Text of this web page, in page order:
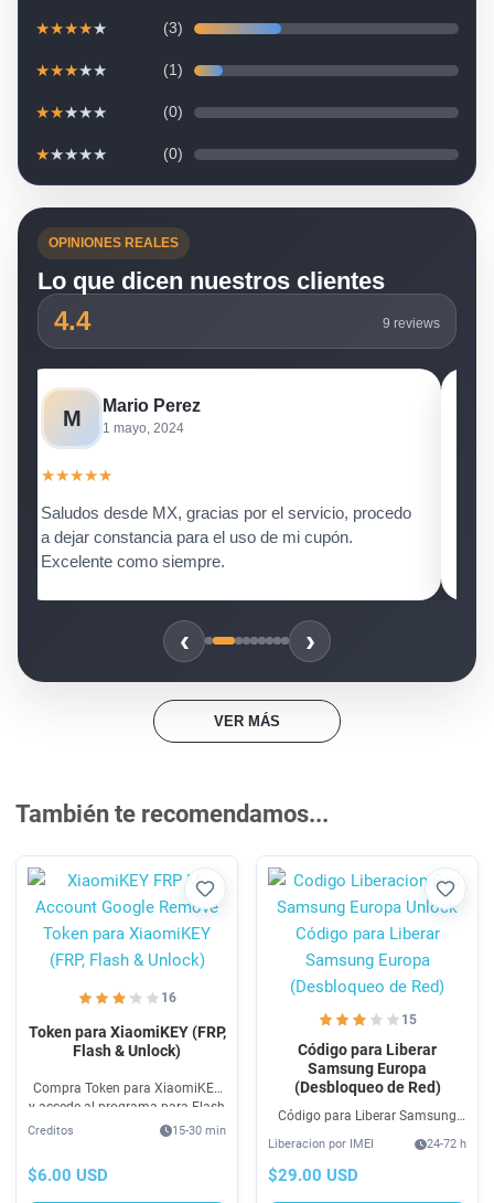
★★★★★ (3)
★★★★★ (1)
★★★★★ (0)
★★★★★ (0)
OPINIONES REALES
Lo que dicen nuestros clientes
4.4 9 reviews
H Hugo Vergara
10 abril, 2024
★
Muchas gracias, de verdad una gran herramienta!!
‹ ›
VER MÁS
También te recomendamos...
Favorito
16
Token para XiaomiKEY (FRP,
Flash & Unlock)
Compra Token para XiaomiKEY
y accede al programa para Flash
MTK, EDL, Unlock Xiaomi
teléfono.
Creditos 15-30 min
$6.00 USD
15
Código para Liberar
Samsung Europa
(Desbloqueo de Red)
Código para Liberar Samsung
IMEI aun en contrato o plan, para
usarlo en otra operadora.
Liberacion por IMEI 24-72 h
$29.00 USD